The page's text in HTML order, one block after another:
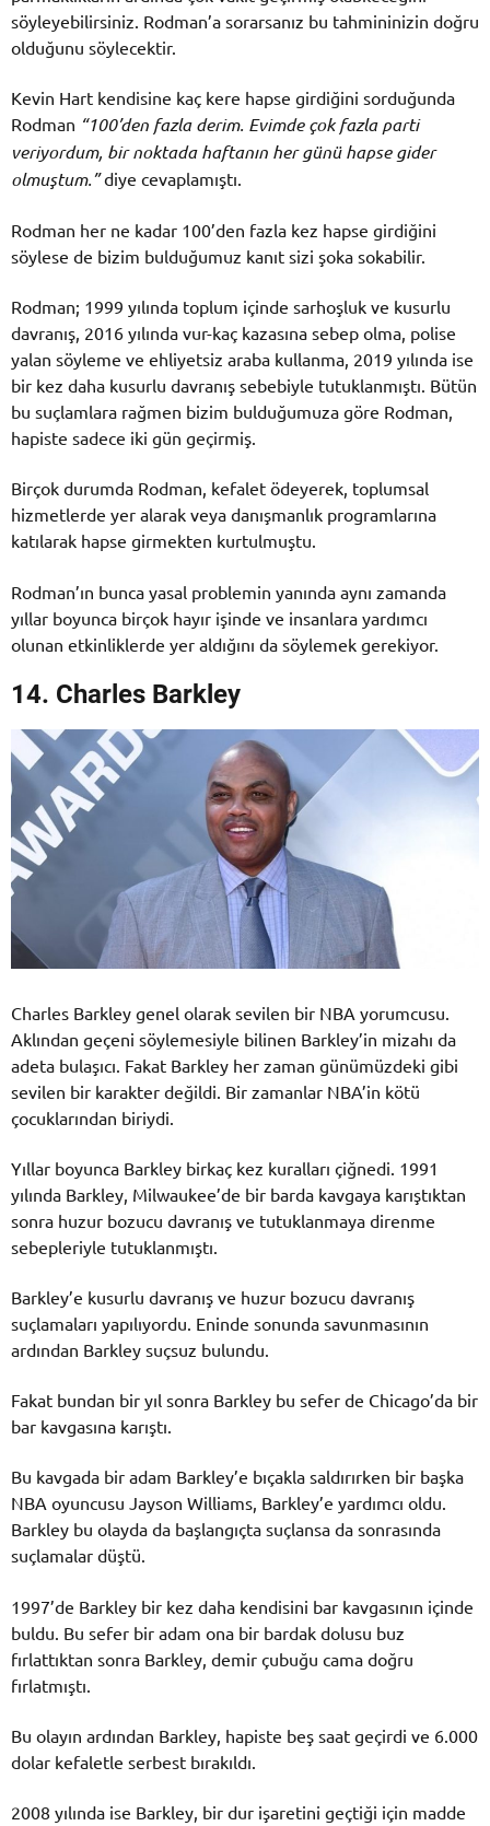
söyleyebilirsiniz. Rodman’a sorarsanız bu tahmininizin doğru
olduğunu söylecektir.
Kevin Hart kendisine kaç kere hapse girdiğini sorduğunda
Rodman “100’den fazla derim. Evimde çok fazla parti
veriyordum, bir noktada haftanın her günü hapse gider
olmuştum.”diye cevaplamıştı.
Rodman her ne kadar 100’den fazla kez hapse girdiğini
söylese de bizim bulduğumuz kanıt sizi şoka sokabilir.
Rodman; 1999 yılında toplum içinde sarhoşluk ve kusurlu
davranış, 2016 yılında vur-kaç kazasına sebep olma, polise
yalan söyleme ve ehliyetsiz araba kullanma, 2019 yılında ise
bir kez daha kusurlu davranış sebebiyle tutuklanmıştı. Bütün
bu suçlamlara rağmen bizim bulduğumuza göre Rodman,
hapiste sadece iki gün geçirmiş.
Birçok durumda Rodman, kefalet ödeyerek, toplumsal
hizmetlerde yer alarak veya danışmanlık programlarına
katılarak hapse girmekten kurtulmuştu.
Rodman’ın bunca yasal problemin yanında aynı zamanda
yıllar boyunca birçok hayır işinde ve insanlara yardımcı
olunan etkinliklerde yer aldığını da söylemek gerekiyor.
14. Charles Barkley
Charles Barkley genel olarak sevilen bir NBA yorumcusu.
Aklından geçeni söylemesiyle bilinen Barkley’in mizahı da
adeta bulaşıcı. Fakat Barkley her zaman günümüzdeki gibi
sevilen bir karakter değildi. Bir zamanlar NBA’in kötü
çocuklarından biriydi.
Yıllar boyunca Barkley birkaç kez kuralları çiğnedi. 1991
yılında Barkley, Milwaukee’de bir barda kavgaya karıştıktan
sonra huzur bozucu davranış ve tutuklanmaya direnme
sebepleriyle tutuklanmıştı.
Barkley’e kusurlu davranış ve huzur bozucu davranış
suçlamaları yapılıyordu. Eninde sonunda savunmasının
ardından Barkley suçsuz bulundu.
Fakat bundan bir yıl sonra Barkley bu sefer de Chicago’da bir
bar kavgasına karıştı.
Bu kavgada bir adam Barkley’e bıçakla saldırırken bir başka
NBA oyuncusu Jayson Williams, Barkley’e yardımcı oldu.
Barkley bu olayda da başlangıçta suçlansa da sonrasında
suçlamalar düştü.
1997’de Barkley bir kez daha kendisini bar kavgasının içinde
buldu. Bu sefer bir adam ona bir bardak dolusu buz
fırlattıktan sonra Barkley, demir çubuğu cama doğru
fırlatmıştı.
Bu olayın ardından Barkley, hapiste beş saat geçirdi ve 6.000
dolar kefaletle serbest bırakıldı.
2008 yılında ise Barkley, bir dur işaretini geçtiği için madde